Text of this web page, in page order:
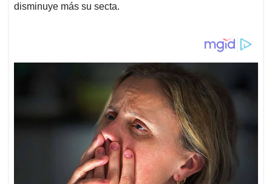
disminuye más su secta.